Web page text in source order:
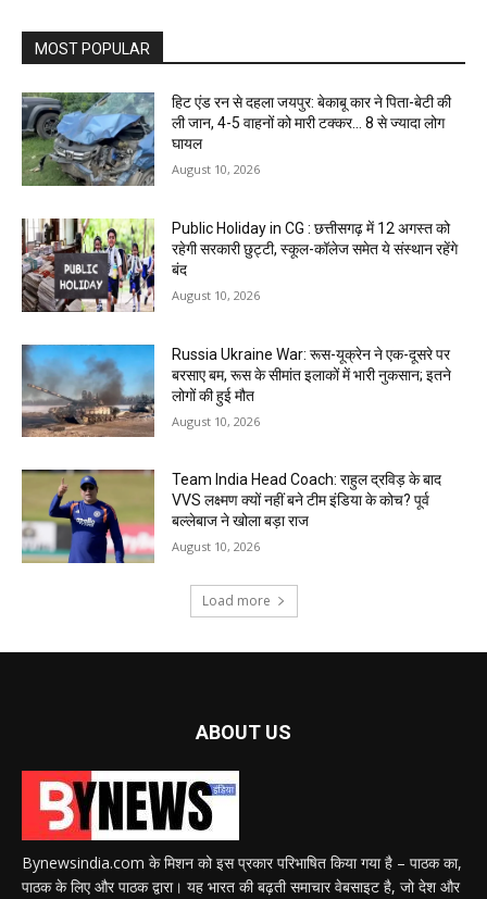
MOST POPULAR
हिट एंड रन से दहला जयपुर: बेकाबू कार ने पिता-बेटी की
ली जान, 4-5 वाहनों को मारी टक्कर… 8 से ज्यादा लोग
घायल
August 10, 2026
Public Holiday in CG : छत्तीसगढ़ में 12 अगस्त को
रहेगी सरकारी छुट्टी, स्कूल-कॉलेज समेत ये संस्थान रहेंगे
बंद
August 10, 2026
Russia Ukraine War: रूस-यूक्रेन ने एक-दूसरे पर
बरसाए बम, रूस के सीमांत इलाकों में भारी नुकसान; इतने
लोगों की हुई मौत
August 10, 2026
Team India Head Coach: राहुल द्रविड़ के बाद
VVS लक्ष्मण क्यों नहीं बने टीम इंडिया के कोच? पूर्व
बल्लेबाज ने खोला बड़ा राज
August 10, 2026
Load more
ABOUT US
Bynewsindia.com के मिशन को इस प्रकार परिभाषित किया गया है – पाठक का,
पाठक के लिए और पाठक द्वारा। यह भारत की बढ़ती समाचार वेबसाइट है, जो देश और